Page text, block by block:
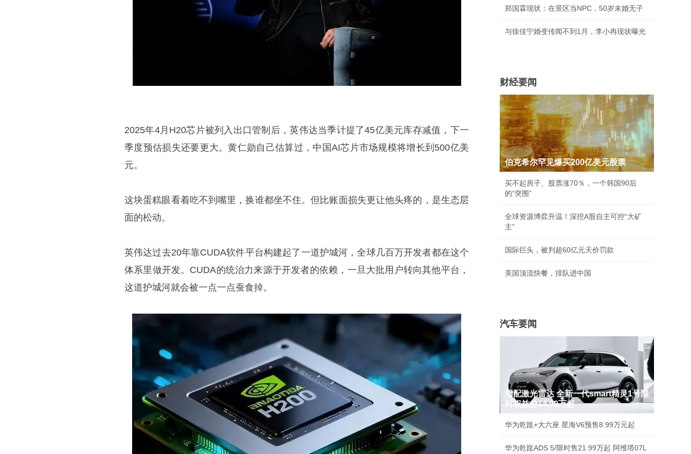
2025年4月H20芯片被列入出口管制后，英伟达当季计提了45亿美元库存减值，下一
季度预估损失还要更大。黄仁勋自己估算过，中国AI芯片市场规模将增长到500亿美
元。
这块蛋糕眼看着吃不到嘴里，换谁都坐不住。但比账面损失更让他头疼的，是生态层
面的松动。
英伟达过去20年靠CUDA软件平台构建起了一道护城河，全球几百万开发者都在这个
体系里做开发。CUDA的统治力来源于开发者的依赖，一旦大批用户转向其他平台，
这道护城河就会被一点一点蚕食掉。
郑国霖现状：在景区当NPC，50岁未婚无子
与徐佳宁婚变传闻不到1月，李小冉现状曝光
财经要闻
伯克希尔罕见爆买200亿美元股票
买不起房子、股票涨70％，一个韩国90后
的“突围”
全球资源博弈升温！深挖A股自主可控“大矿
主”
国际巨头，被判超60亿元天价罚款
美国顶流快餐，排队进中国
汽车要闻
增配激光雷达 全新一代smart精灵1号限
时权益价14.99万起
华为乾崑+大六座 星海V6预售8.99万元起
华为乾崑ADS 5/限时售21.99万起 阿维塔07L